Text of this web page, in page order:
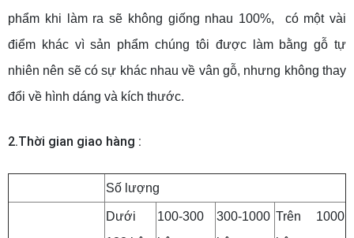
phẩm khi làm ra sẽ không giống nhau 100%, có một vài
điểm khác vì sản phẩm chúng tôi được làm bằng gỗ tự
nhiên nên sẽ có sự khác nhau về vân gỗ, nhưng không thay
đổi về hình dáng và kích thước.
2.Thời gian giao hàng :
Số lượng
Dưới
100-300
300-1000 Trên 1000